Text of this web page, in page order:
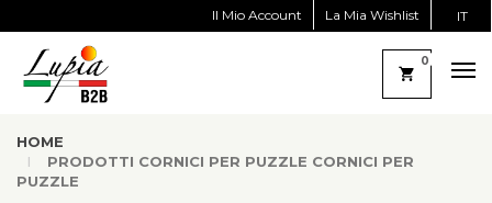
IT
Il Mio Account La Mia Wishlist
0
HOME
PRODOTTI CORNICI PER PUZZLE CORNICI PER
PUZZLE